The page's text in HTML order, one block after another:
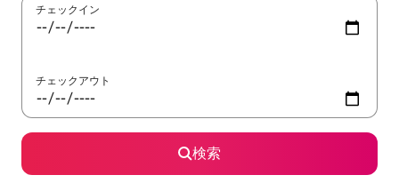
チェックイン
チェックアウト
検索